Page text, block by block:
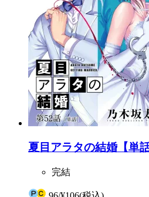
夏目アラタの結婚【単
完結